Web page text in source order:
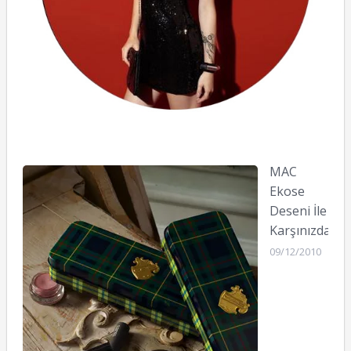
MAC
Ekose
Deseni İle
Karşınızda
09/12/2010